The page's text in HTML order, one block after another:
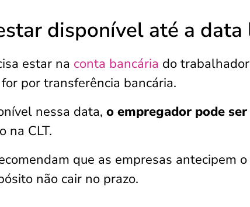
disponível até a
estar na conta bancária do
por transferência bancária.
nessa data, o empregador pode
na CLT.
que as empresas antecipem
não cair no prazo.